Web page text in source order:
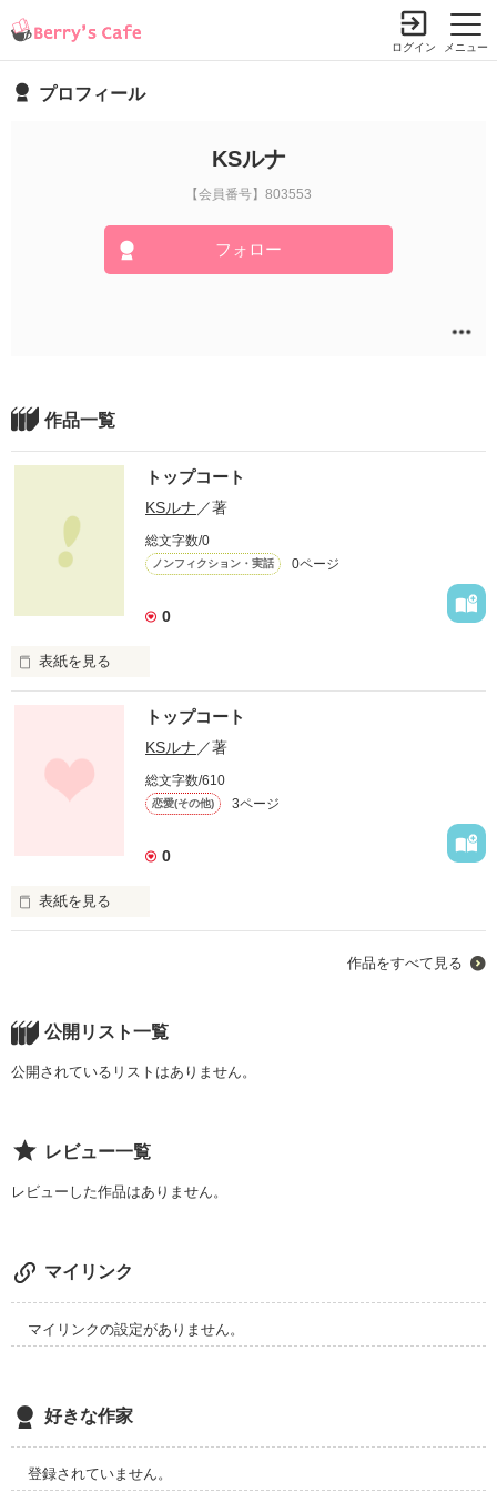
メニュー
ログイン
プロフィール
KSルナ
【会員番号】803553
フォロー
作品一覧
トップコート
KSルナ ／著
総文字数/0
ノンフィクション・実話 0ページ
0
表紙を見る
私は、、何がしたいのか
私は、、幸せなのか
不倫だから、何も、言えないけれど
トップコート
KSルナ ／著
総文字数/610
恋愛(その他) 3ページ
0
表紙を見る
何が愛なのか、、、
レシピがほしい
作品をすべて見る
公開リスト一覧
公開されているリストはありません。
レビュー一覧
レビューした作品はありません。
マイリンク
マイリンクの設定がありません。
好きな作家
登録されていません。